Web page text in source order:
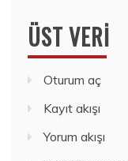
ÜST VERI
Oturum aç
Kayıt akışı
Yorum akışı